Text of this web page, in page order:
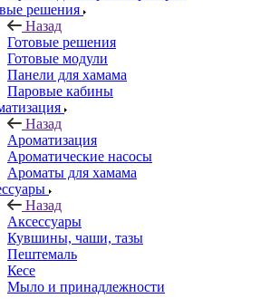
решения
Назад
Готовые решения
Готовые модули
Панели для хамама
Паровые кабины
Назад
Ароматизация
Ароматические насосы
Ароматы для хамама
Назад
Аксессуары
Кувшины, чаши, тазы
Пештемаль
Кесе
Мыло и принадлежности